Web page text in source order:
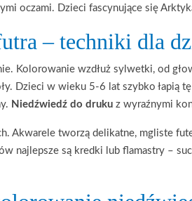
oczami. Dzieci fascynujące się
– techniki dla
Kolorowanie wzdłuż sylwetki, od
Dzieci w wieku 5-6 lat szybko łapią
Niedźwiedź do druku z wyraźnymi
Akwarele tworzą delikatne, mgliste
najlepsze są kredki lub flamastry –